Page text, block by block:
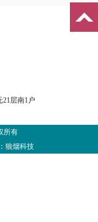
层南1户
所有
狼烟科技